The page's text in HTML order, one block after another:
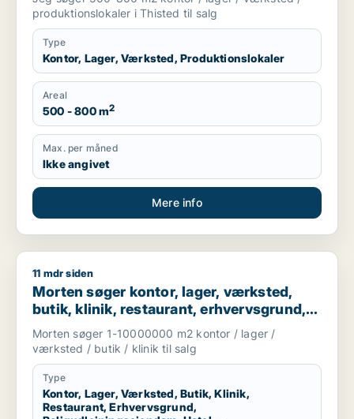
produktionslokaler i Thisted til salg
Type
Kontor, Lager, Værksted, Produktionslokaler
Areal
500 - 800 m2
Max. per måned
Ikke angivet
Mere info
Morten søger kontor, lager, værksted, butik, klinik,
11 mdr siden
Morten søger kontor, lager, værksted,
butik, klinik, restaurant, erhvervsgrund,
boligudlejningsejendom, hotel eller
produktionslokaler til salg i Region
Nordjylland
Morten søger 1-10000000 m2 kontor / lager /
værksted / butik / klinik til salg
Type
Kontor, Lager, Værksted, Butik, Klinik,
Restaurant, Erhvervsgrund,